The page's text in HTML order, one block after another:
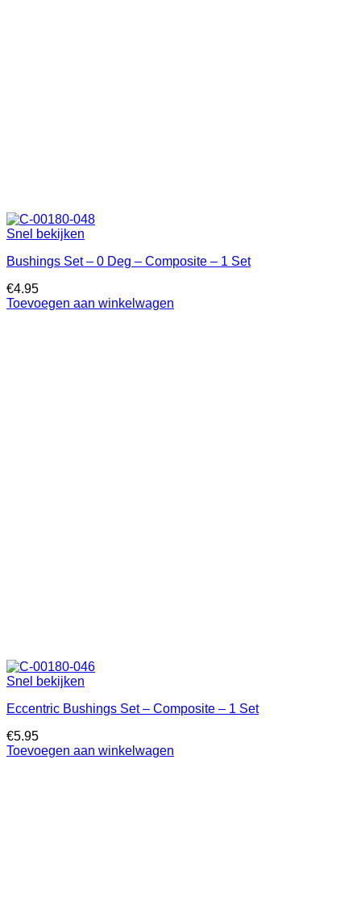
Snel bekijken
Bushings Set – 0 Deg – Composite – 1 Set
€4.95
Toevoegen aan winkelwagen
Snel bekijken
Eccentric Bushings Set – Composite – 1 Set
€5.95
Toevoegen aan winkelwagen